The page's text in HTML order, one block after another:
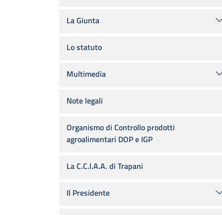
La Giunta
Lo statuto
Multimedia
Note legali
Organismo di Controllo prodotti
agroalimentari DOP e IGP
La C.C.I.A.A. di Trapani
Il Presidente